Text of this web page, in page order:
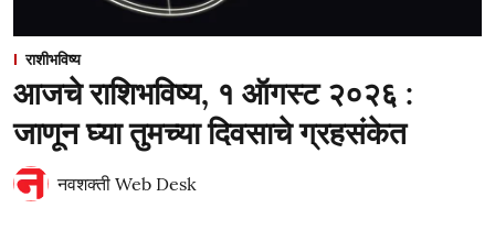
राशीभविष्य
आजचे राशिभविष्य, १ ऑगस्ट २०२६ :
जाणून घ्या तुमच्या दिवसाचे ग्रहसंकेत
नवशक्ती Web Desk